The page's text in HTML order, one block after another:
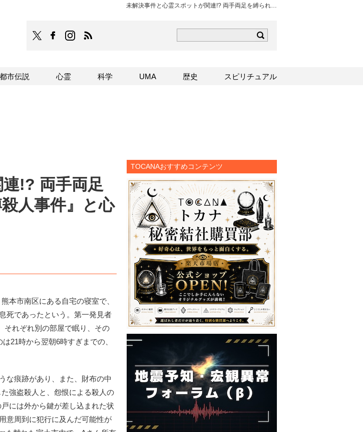
未解決事件と心霊スポットが関連!? 両手両足を縛られ…
TOCANAのFacebookはこちら
TOCANAのinstagramはこちら
!? 両手両足
人事件』と心
本市南区にある自宅の寝室で、
死であったという。第一発見者
それぞれ別の部屋で眠り、その
21時から翌朝6時すぎまでの、
な痕跡があり、また、財布の中
強盗殺人と、怨恨による殺人の
には外から鍵が差し込まれた状
意周到に犯行に及んだ可能性が
TOCANAおすすめコンテンツ
都市伝説 心霊 科学 UMA 歴史 スピリチュアル